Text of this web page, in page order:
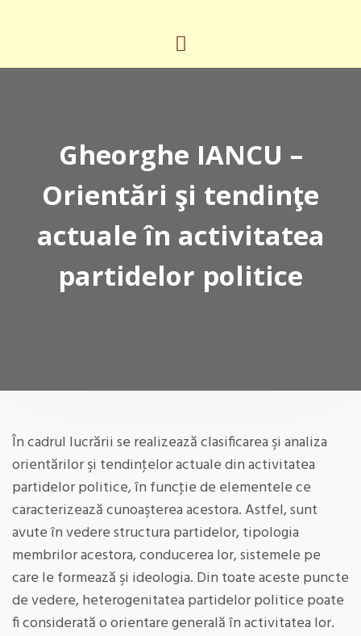
Gheorghe IANCU –
Orientări şi tendinţe
actuale în activitatea
partidelor politice
În cadrul lucrării se realizează clasificarea şi analiza
orientărilor şi tendinţelor actuale din activitatea
partidelor politice, în funcţie de elementele ce
caracterizează cunoaşterea acestora. Astfel, sunt
avute în vedere structura partidelor, tipologia
membrilor acestora, conducerea lor, sistemele pe
care le formează şi ideologia. Din toate aceste puncte
de vedere, heterogenitatea partidelor politice poate
fi considerată o orientare generală în activitatea lor.